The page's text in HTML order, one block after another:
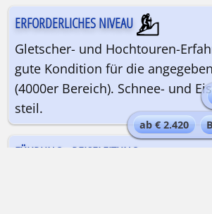
ab € 2.420
ERFORDERLICHES NIVEAU
Gletscher- und Hochtouren-
gute Kondition für die
(4000er Bereich). Schnee- und
steil.
FÜHRUNG - REISELEITUNG